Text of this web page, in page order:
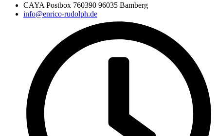
CAYA Postbox 760390 96035 Bamberg
info@enrico-rudolph.de